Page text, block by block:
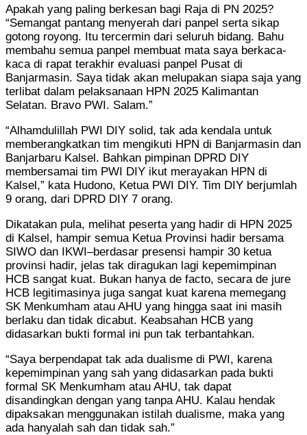
Apakah yang paling berkesan bagi Raja di PN 2025?
“Semangat pantang menyerah dari panpel serta sikap
gotong royong. Itu tercermin dari seluruh bidang. Bahu
membahu semua panpel membuat mata saya berkaca-
kaca di rapat terakhir evaluasi panpel Pusat di
Banjarmasin. Saya tidak akan melupakan siapa saja yang
terlibat dalam pelaksanaan HPN 2025 Kalimantan
Selatan. Bravo PWI. Salam.”
“Alhamdulillah PWI DIY solid, tak ada kendala untuk
memberangkatkan tim mengikuti HPN di Banjarmasin dan
Banjarbaru Kalsel. Bahkan pimpinan DPRD DIY
membersamai tim PWI DIY ikut merayakan HPN di
Kalsel,” kata Hudono, Ketua PWI DIY. Tim DIY berjumlah
9 orang, dari DPRD DIY 7 orang.
Dikatakan pula, melihat peserta yang hadir di HPN 2025
di Kalsel, hampir semua Ketua Provinsi hadir bersama
SIWO dan IKWI–berdasar presensi hampir 30 ketua
provinsi hadir, jelas tak diragukan lagi kepemimpinan
HCB sangat kuat. Bukan hanya de facto, secara de jure
HCB legitimasinya juga sangat kuat karena memegang
SK Menkumham atau AHU yang hingga saat ini masih
berlaku dan tidak dicabut. Keabsahan HCB yang
didasarkan bukti formal ini pun tak terbantahkan.
“Saya berpendapat tak ada dualisme di PWI, karena
kepemimpinan yang sah yang didasarkan pada bukti
formal SK Menkumham atau AHU, tak dapat
disandingkan dengan yang tanpa AHU. Kalau hendak
dipaksakan menggunakan istilah dualisme, maka yang
ada hanyalah sah dan tidak sah.”